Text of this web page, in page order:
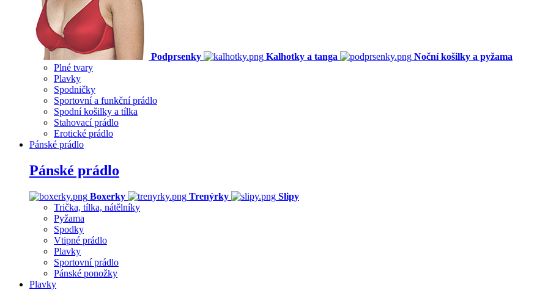
Podprsenky Kalhotky a tanga
Noční košilky a pyžama
Plné tvary
Plavky
Spodničky
Sportovní a funkční prádlo
Spodní košilky a tílka
Stahovací prádlo
Erotické prádlo
Pánské prádlo
Pánské prádlo
Boxerky Trenýrky
Slipy
Trička, tílka, nátělníky
Pyžama
Spodky
Vtipné prádlo
Plavky
Sportovní prádlo
Pánské ponožky
Plavky